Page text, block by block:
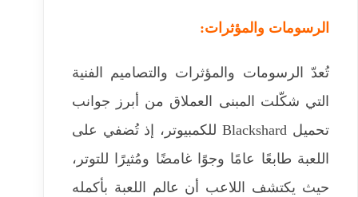
الرسومات والمؤثرات:
تُعدّ الرسومات والمؤثرات والتصاميم الفنية
التي شكّلت المبنى العملاق من أبرز جوانب
تحميل Blackshard للكمبيوتر، إذ تُضفي على
اللعبة طابعًا عامًا وجوًا غامضًا ومُثيرًا للتوتر،
حيث يكتشف اللاعب أن عالم اللعبة بأكمله